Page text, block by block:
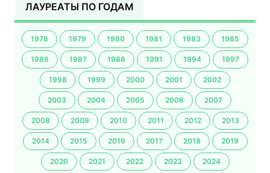
ЛАУРЕАТЫ ПО ГОДАМ
1978 1979 1980 1981 1983 1985
1986 1987 1988 1991 1994 1997
1998 1999 2000 2001 2002
2003 2004 2005 2006 2007
2008 2009 2010 2011 2012 2013
2014 2015 2016 2017 2018 2019
2020 2021 2022 2023 2024